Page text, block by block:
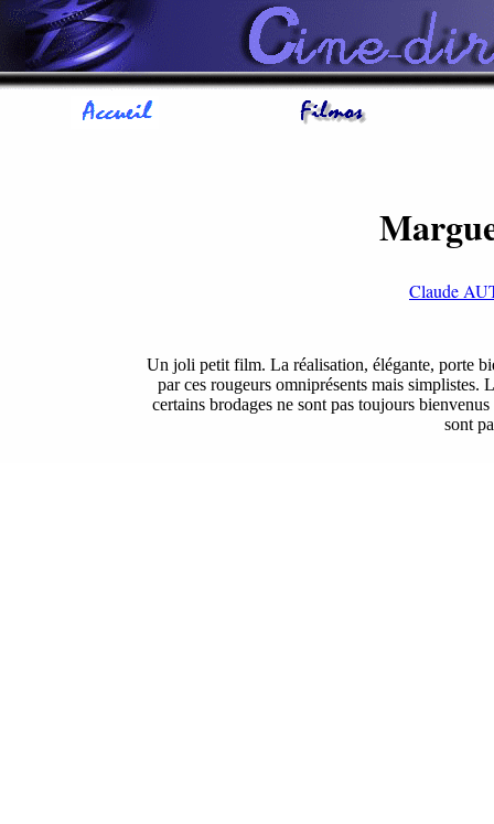
Claude
Un joli petit film. La réalisation, élégante, porte
par ces rougeurs omniprésents mais
certains brodages ne sont pas toujours
sont